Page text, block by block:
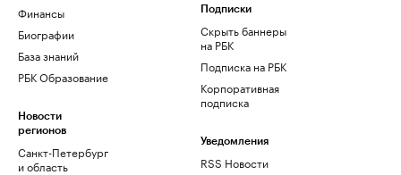
Финансы
Биографии
База знаний
РБК Образование
Новости
регионов
Санкт-Петербург
и область
Подписки
Скрыть баннеры
на РБК
Подписка на РБК
Корпоративная
подписка
Уведомления
RSS Новости